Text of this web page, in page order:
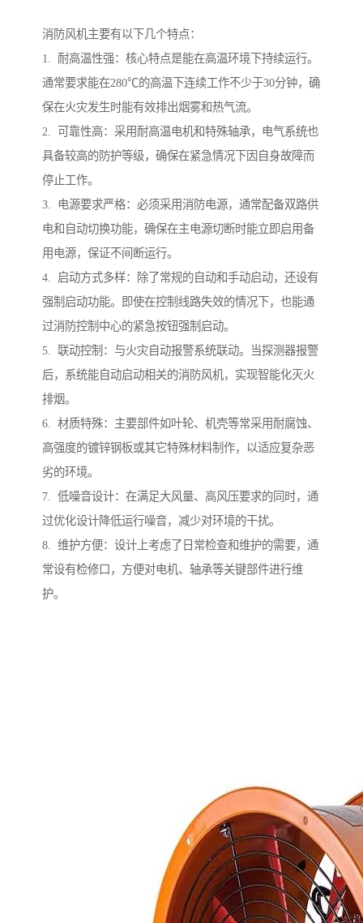
消防风机主要有以下几个特点：
1. 耐高温性强：核心特点是能在高温环境下持续运行。
通常要求能在280℃的高温下连续工作不少于30分钟，确
保在火灾发生时能有效排出烟雾和热气流。
2. 可靠性高：采用耐高温电机和特殊轴承，电气系统也
具备较高的防护等级，确保在紧急情况下因自身故障而
停止工作。
3. 电源要求严格：必须采用消防电源，通常配备双路供
电和自动切换功能，确保在主电源切断时能立即启用备
用电源，保证不间断运行。
4. 启动方式多样：除了常规的自动和手动启动，还设有
强制启动功能。即使在控制线路失效的情况下，也能通
过消防控制中心的紧急按钮强制启动。
5. 联动控制：与火灾自动报警系统联动。当探测器报警
后，系统能自动启动相关的消防风机，实现智能化灭火
排烟。
6. 材质特殊：主要部件如叶轮、机壳等常采用耐腐蚀、
高强度的镀锌钢板或其它特殊材料制作，以适应复杂恶
劣的环境。
7. 低噪音设计：在满足大风量、高风压要求的同时，通
过优化设计降低运行噪音，减少对环境的干扰。
8. 维护方便：设计上考虑了日常检查和维护的需要，通
常设有检修口，方便对电机、轴承等关键部件进行维
护。